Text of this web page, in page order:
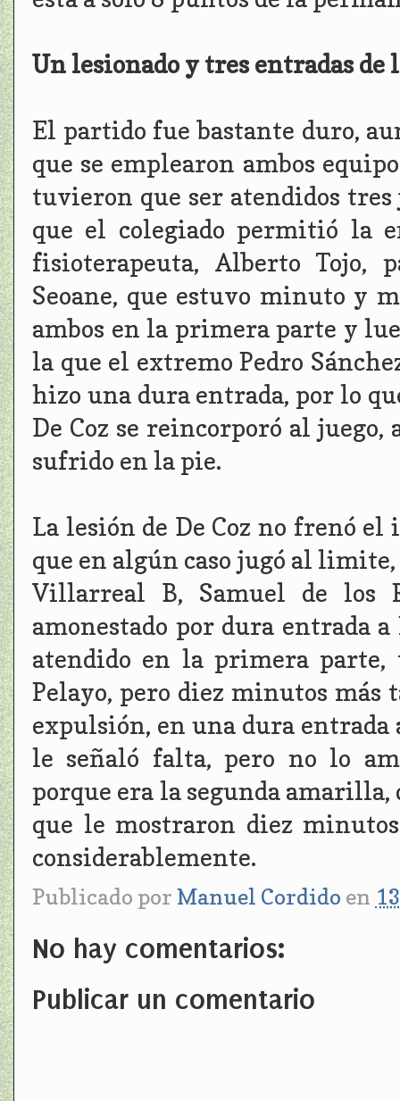
Un lesionado y tres entradas de
El partido fue bastante duro,
que se emplearon ambos
tuvieron que ser atendidos
que el colegiado permitió la
fisioterapeuta, Alberto Tojo,
Seoane, que estuvo minuto y
ambos en la primera parte y
la que el extremo Pedro
hizo una dura entrada, por lo
De Coz se reincorporó al
sufrido en la pie.
La lesión de De Coz no frenó el
que en algún caso jugó al
Villarreal B, Samuel de los
amonestado por dura entrada
atendido en la primera
Pelayo, pero diez minutos más
expulsión, en una dura entrada
le señaló falta, pero no lo
porque era la segunda
que le mostraron diez
considerablemente.
Publicado por Manuel Cordido en
No hay comentarios:
Publicar un comentario